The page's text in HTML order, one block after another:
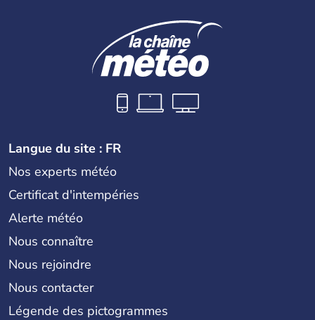
Langue du site : FR
Nos experts météo
Certificat d'intempéries
Alerte météo
Nous connaître
Nous rejoindre
Nous contacter
Légende des pictogrammes